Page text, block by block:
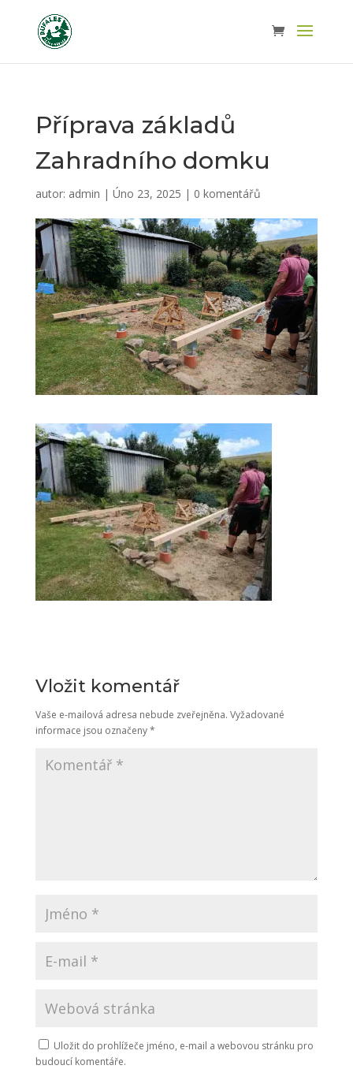
Příprava základů
Zahradního domku
autor: admin | Úno 23, 2025 | 0 komentářů
Vložit komentář
Vaše e-mailová adresa nebude zveřejněna. Vyžadované
informace jsou označeny*
Uložit do prohlížeče jméno, e-mail a webovou stránku pro
budoucí komentáře.